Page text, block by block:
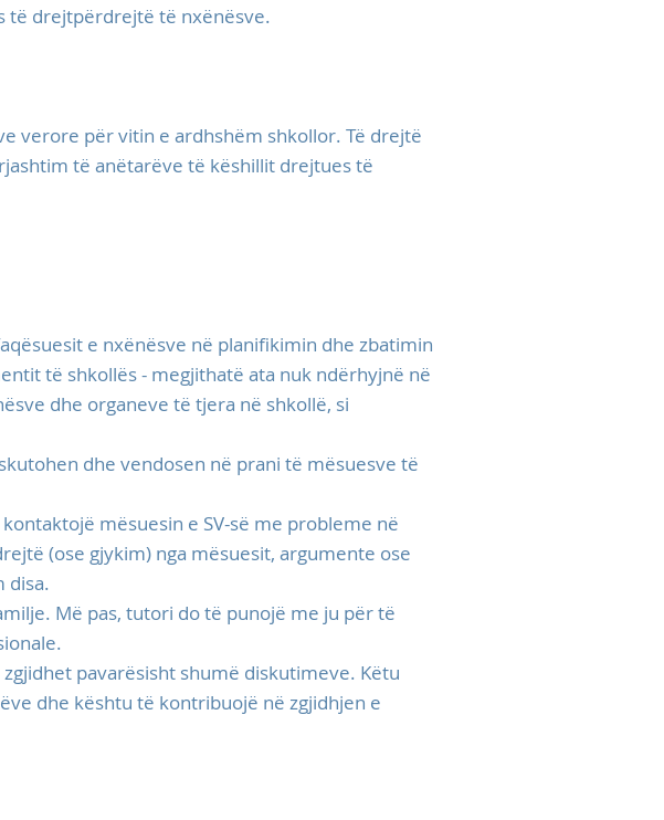
të drejtpërdrejtë të nxënësve.
verore për vitin e ardhshëm shkollor. Të drejtë
të anëtarëve të këshillit drejtues të
e nxënësve në planifikimin dhe zbatimin
të shkollës - megjithatë ata nuk ndërhyjnë në
dhe organeve të tjera në shkollë, si
dhe vendosen në prani të mësuesve të
mësuesin e SV-së me probleme në
(ose gjykim) nga mësuesit, argumente ose
disa.
Më pas, tutori do të punojë me ju për të
pavarësisht shumë diskutimeve. Këtu
dhe kështu të kontribuojë në zgjidhjen e